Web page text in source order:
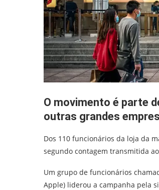
O movimento é parte
outras grandes
Dos 110 funcionários da loja da
segundo contagem transmitida
Um grupo de funcionários
Apple) liderou a campanha pela